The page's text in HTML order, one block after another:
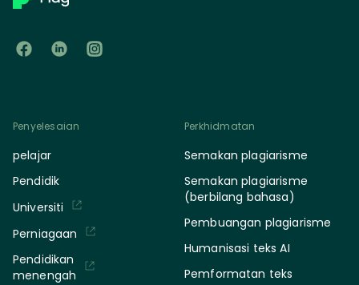
Penyelesaian
pelajar
Pendidik
Universiti
Perniagaan
Pendidikan
menengah
Perkhidmatan
Semakan plagiarisme
Semakan plagiarisme
(berbilang bahasa)
Pembuangan plagiarisme
Humanisasi teks AI
Pemformatan teks